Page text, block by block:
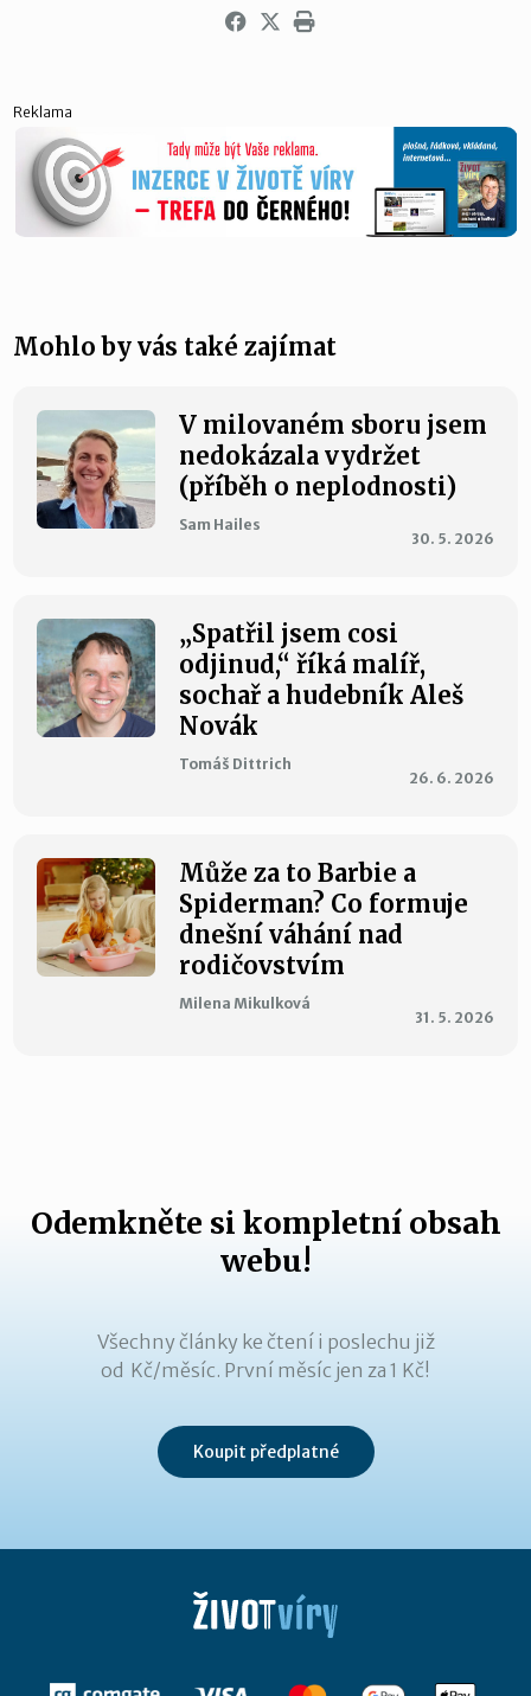
Reklama
Mohlo by vás také zajímat
V milovaném sboru jsem
nedokázala vydržet
(příběh o neplodnosti)
Sam Hailes
30. 5. 2026
„Spatřil jsem cosi
odjinud,“ říká malíř,
sochař a hudebník Aleš
Novák
Tomáš Dittrich
26. 6. 2026
Může za to Barbie a
Spiderman? Co formuje
dnešní váhání nad
rodičovstvím
Milena Mikulková
31. 5. 2026
Odemkněte si kompletní obsah
webu!
Všechny články ke čtení i poslechu již
od Kč/měsíc. První měsíc jen za 1 Kč!
Koupit předplatné